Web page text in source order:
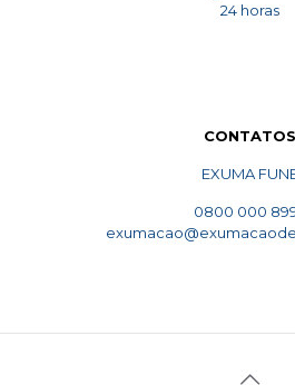
24 horas
CONTATOS
EXUMA
0800 000